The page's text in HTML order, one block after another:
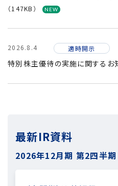
（147KB）
2026.8.4 適時開示
特別株主優待の実施に関するお
最新IR資料
2026年12月期 第2四半期